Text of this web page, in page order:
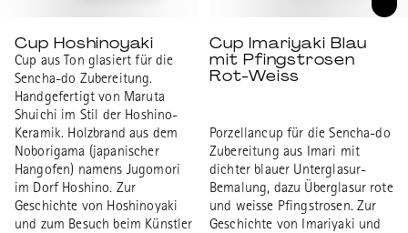
Cup Hoshinoyaki
Cup aus Ton glasiert für die
Sencha-do Zubereitung.
Handgefertigt von Maruta
Shuichi im Stil der Hoshino-
Keramik. Holzbrand aus dem
Noborigama (japanischer
Hangofen) namens Jugomori
im Dorf Hoshino. Zur
Geschichte von Hoshinoyaki
und zum Besuch beim Künstler
Cup Imariyaki Blau
mit Pfingstrosen
Rot-Weiss
Porzellancup für die Sencha-do
Zubereitung aus Imari mit
dichter blauer Unterglasur-
Bemalung, dazu Überglasur rote
und weisse Pfingstrosen. Zur
Geschichte von Imariyaki und